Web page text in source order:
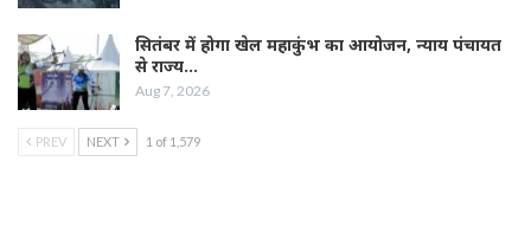
सितंबर में होगा खेल महाकुंभ का आयोजन, न्याय पंचायत
से राज्य…
Aug 7, 2026
PREV NEXT 1 of 1,579